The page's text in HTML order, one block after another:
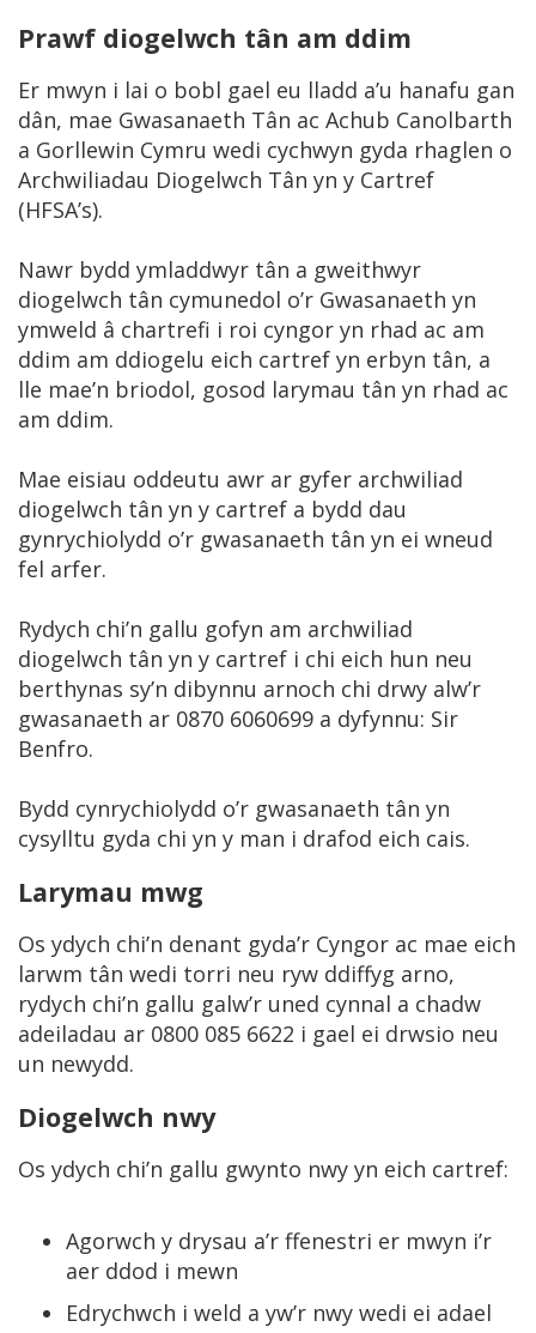
Prawf diogelwch tân am ddim
Er mwyn i lai o bobl gael eu lladd a’u hanafu gan
dân, mae Gwasanaeth Tân ac Achub Canolbarth
a Gorllewin Cymru wedi cychwyn gyda rhaglen o
Archwiliadau Diogelwch Tân yn y Cartref
(HFSA’s).
Nawr bydd ymladdwyr tân a gweithwyr
diogelwch tân cymunedol o’r Gwasanaeth yn
ymweld â chartrefi i roi cyngor yn rhad ac am
ddim am ddiogelu eich cartref yn erbyn tân, a
lle mae’n briodol, gosod larymau tân yn rhad ac
am ddim.
Mae eisiau oddeutu awr ar gyfer archwiliad
diogelwch tân yn y cartref a bydd dau
gynrychiolydd o’r gwasanaeth tân yn ei wneud
fel arfer.
Rydych chi’n gallu gofyn am archwiliad
diogelwch tân yn y cartref i chi eich hun neu
berthynas sy’n dibynnu arnoch chi drwy alw’r
gwasanaeth ar 0870 6060699 a dyfynnu: Sir
Benfro.
Bydd cynrychiolydd o’r gwasanaeth tân yn
cysylltu gyda chi yn y man i drafod eich cais.
Larymau mwg
Os ydych chi’n denant gyda’r Cyngor ac mae eich
larwm tân wedi torri neu ryw ddiffyg arno,
rydych chi’n gallu galw’r uned cynnal a chadw
adeiladau ar 0800 085 6622 i gael ei drwsio neu
un newydd.
Diogelwch nwy
Os ydych chi’n gallu gwynto nwy yn eich cartref:
Agorwch y drysau a’r ffenestri er mwyn i’r
aer ddod i mewn
Edrychwch i weld a yw’r nwy wedi ei adael